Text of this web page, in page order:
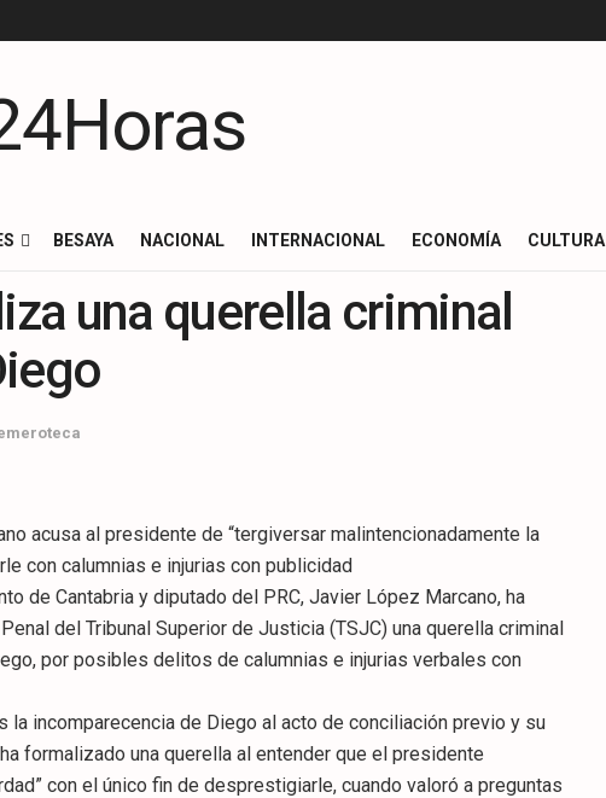
BESAYA NACIONAL INTERNACIONAL ECONOMÍA CULTURA
una querella criminal
acusa al presidente de “tergiversar malintencionadamente la
con calumnias e injurias con publicidad
de Cantabria y diputado del PRC, Javier López Marcano, ha
del Tribunal Superior de Justicia (TSJC) una querella criminal
por posibles delitos de calumnias e injurias verbales con
la incomparecencia de Diego al acto de conciliación previo y su
formalizado una querella al entender que el presidente
con el único fin de desprestigiarle, cuando valoró a preguntas